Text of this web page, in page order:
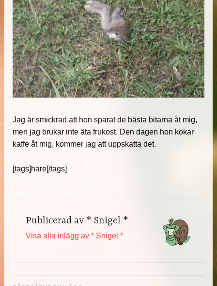
Jag är smickrad att hon sparat de bästa bitarna åt mig,
men jag brukar inte äta frukost. Den dagen hon kokar
kaffe åt mig, kommer jag att uppskatta det.
[tags]hare[/tags]
Publicerad av * Snigel *
Visa alla inlägg av * Snigel *